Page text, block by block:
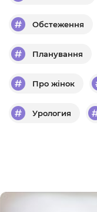
Обстеження
Планування
Про жінок
Урология